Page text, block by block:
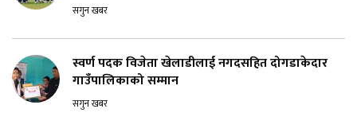
सगुन खबर
स्वर्ण पदक विजेता खेलाडीलाई नगदसहित दोगडाकेदार
गाउँपालिकाको सम्मान
सगुन खबर